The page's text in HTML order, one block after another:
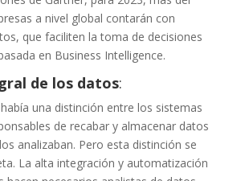
a nivel global contarán con
que faciliten la toma de decisiones
en Business Intelligence.
de los datos:
una distinción entre los sistemas
de recabar y almacenar datos
analizaban. Pero esta distinción se
La alta integración y automatización